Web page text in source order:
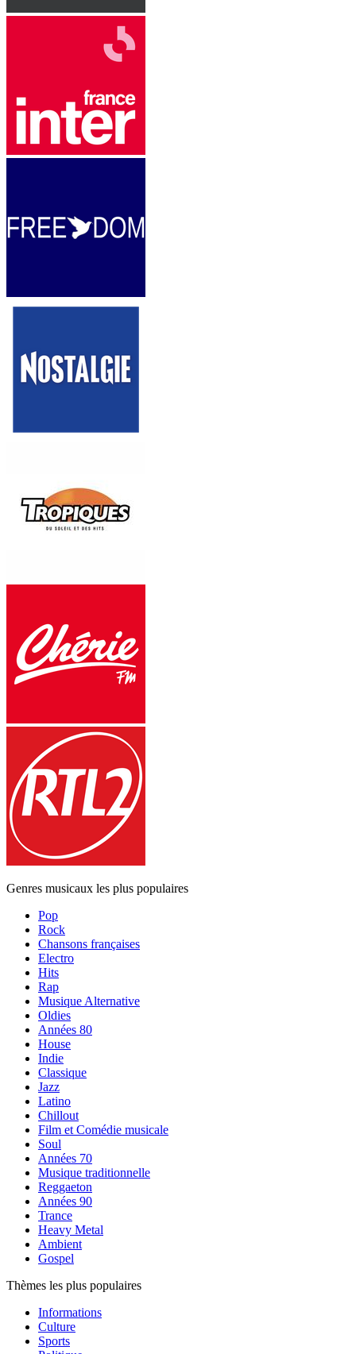
Genres musicaux les plus populaires
Pop
Rock
Chansons françaises
Electro
Hits
Rap
Musique Alternative
Oldies
Années 80
House
Indie
Classique
Jazz
Latino
Chillout
Film et Comédie musicale
Soul
Années 70
Musique traditionnelle
Reggaeton
Années 90
Trance
Heavy Metal
Ambient
Gospel
Thèmes les plus populaires
Informations
Culture
Sports